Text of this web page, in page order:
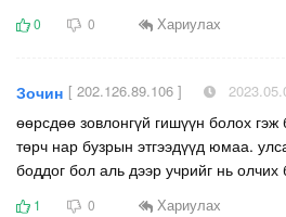
0 0 Хариулах
Зочин [ 202.126.89.106 ]
өөрсдөө зовлонгүй гишүүн болох гэж
төрч нар бузрын этгээдүүд юмаа.
боддог бол аль дээр учрийг нь олчих
1 0 Хариулах